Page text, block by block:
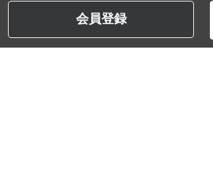
会員登録